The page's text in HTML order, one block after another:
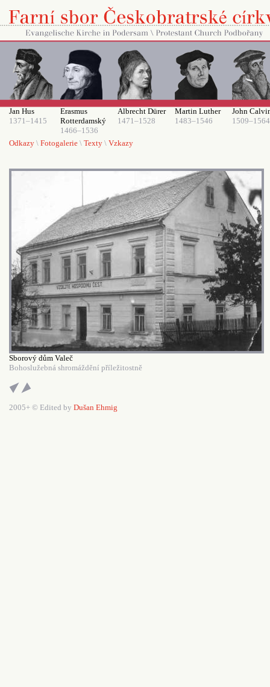
Jan Hus
1371–1415
Erasmus
Rotterdamský
1466–1536
Albrecht Dürer
1471–1528
Martin Luther
1483–1546
John
1509–1564
Odkazy \ Fotogalerie \ Texty \ Vzkazy
Sborový dům Valeč
Bohoslužebná shromáždění příležitostně
2005+ © Edited by Dušan Ehmig